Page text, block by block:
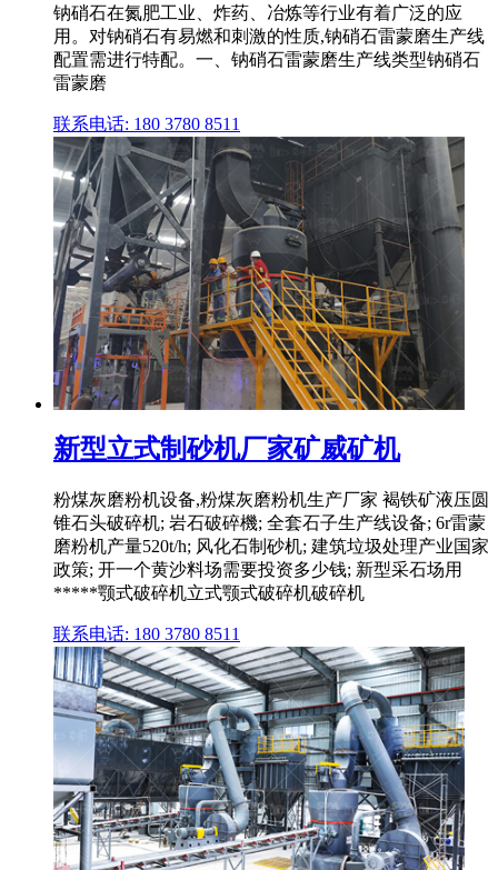
钠硝石在氮肥工业、炸药、冶炼等行业有着广泛的应
用。对钠硝石有易燃和刺激的性质,钠硝石雷蒙磨生产线
配置需进行特配。一、钠硝石雷蒙磨生产线类型钠硝石
雷蒙磨
联系电话: 180 3780 8511
新型立式制砂机厂家矿威矿机
粉煤灰磨粉机设备,粉煤灰磨粉机生产厂家 褐铁矿液压圆
锥石头破碎机; 岩石破碎機; 全套石子生产线设备; 6r雷蒙
磨粉机产量520t/h; 风化石制砂机; 建筑垃圾处理产业国家
政策; 开一个黄沙料场需要投资多少钱; 新型采石场用
*****颚式破碎机立式颚式破碎机破碎机
联系电话: 180 3780 8511